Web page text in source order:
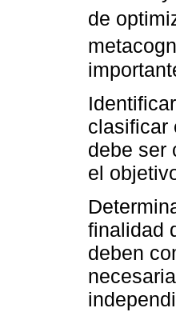
de
clasificar
debe ser
el
finalidad
deben